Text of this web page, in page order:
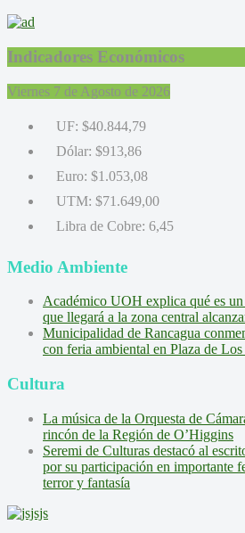
Indicadores Económicos
Viernes 7 de Agosto de 2026
UF: $40.844,79
Dólar: $913,86
Euro: $1.053,08
UTM: $71.649,00
Libra de Cobre: 6,45
Medio Ambiente
Académico UOH explica qué es
que llegará a la zona central
Municipalidad de Rancagua
con feria ambiental en Plaza de
Cultura
La música de la Orquesta de
rincón de la Región de O’Higgins
Seremi de Culturas destacó al
por su participación en importante
terror y fantasía